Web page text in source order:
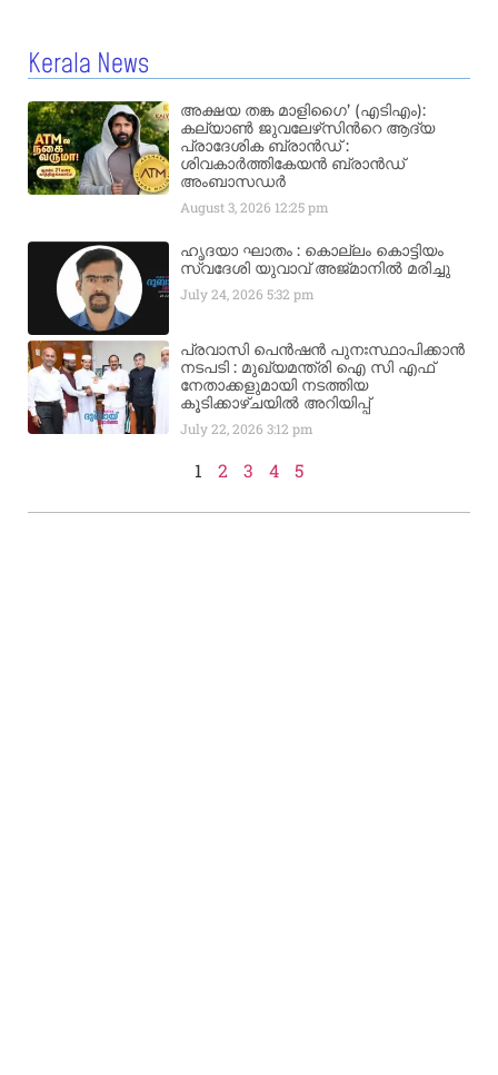
Kerala News
അക്ഷയ തങ്ക മാളിഗൈ’ (എടിഎം):
കല്യാണ്‍ ജുവലേഴ്‌സിന്‍റെ ആദ്യ
പ്രാദേശിക ബ്രാന്‍ഡ് :
ശിവകാര്‍ത്തികേയന്‍ ബ്രാന്‍ഡ്
അംബാസഡര്‍
August 3, 2026 12:25 pm
ഹൃദയാ ഘാതം : കൊല്ലം കൊട്ടിയം
സ്വദേശി യുവാവ് അജ്മാനിൽ മരിച്ചു
July 24, 20265:32 pm
പ്രവാസി പെൻഷൻ പുനഃസ്ഥാപിക്കാൻ
നടപടി : മുഖ്യമന്ത്രി ഐ സി എഫ്
നേതാക്കളുമായി നടത്തിയ
കൂടിക്കാഴ്ചയിൽ അറിയിപ്പ്
July 22, 20263:12 pm
1 2 3 4 5